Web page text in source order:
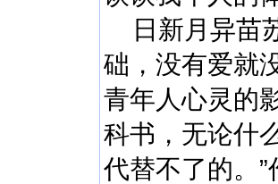
日新月异苗
础，没有爱就
青年人心灵的
科书，无论什
代替不了的。